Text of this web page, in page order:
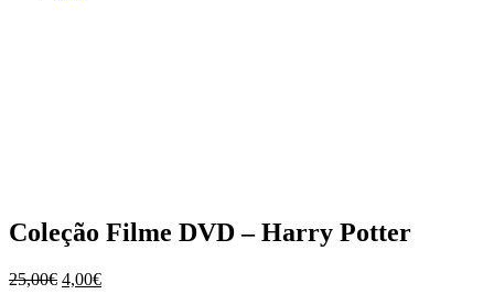
Coleção Filme DVD – Harry Potter
25,00€ O
4,00€O